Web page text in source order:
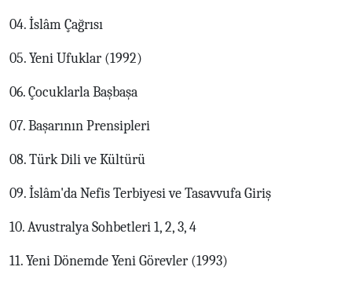
04. İslâm Çağrısı
05. Yeni Ufuklar (1992)
06. Çocuklarla Başbaşa
07. Başarının Prensipleri
08. Türk Dili ve Kültürü
09. İslâm'da Nefis Terbiyesi ve Tasavvufa Giriş
10. Avustralya Sohbetleri 1, 2, 3, 4
11. Yeni Dönemde Yeni Görevler (1993)